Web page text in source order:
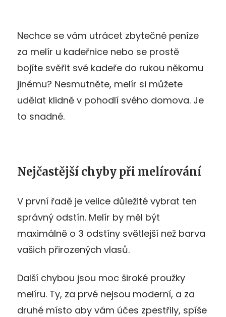
Nechce se vám utrácet zbytečné peníze
za melír u kadeřnice nebo se prostě
bojíte svěřit své kadeře do rukou někomu
jinému? Nesmutněte, melír si můžete
udělat klidně v pohodlí svého domova. Je
to snadné.
Nejčastější chyby při melírování
V první řadě je velice důležité vybrat ten
správný odstín. Melír by měl být
maximálně o 3 odstíny světlejší než barva
vašich přirozených vlasů.
Další chybou jsou moc široké proužky
melíru. Ty, za prvé nejsou moderní, a za
druhé místo aby vám účes zpestřily, spíše